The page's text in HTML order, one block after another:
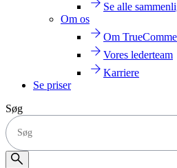
Se alle
Om os
Om
Vores lederteam
Karriere
Se priser
Søg